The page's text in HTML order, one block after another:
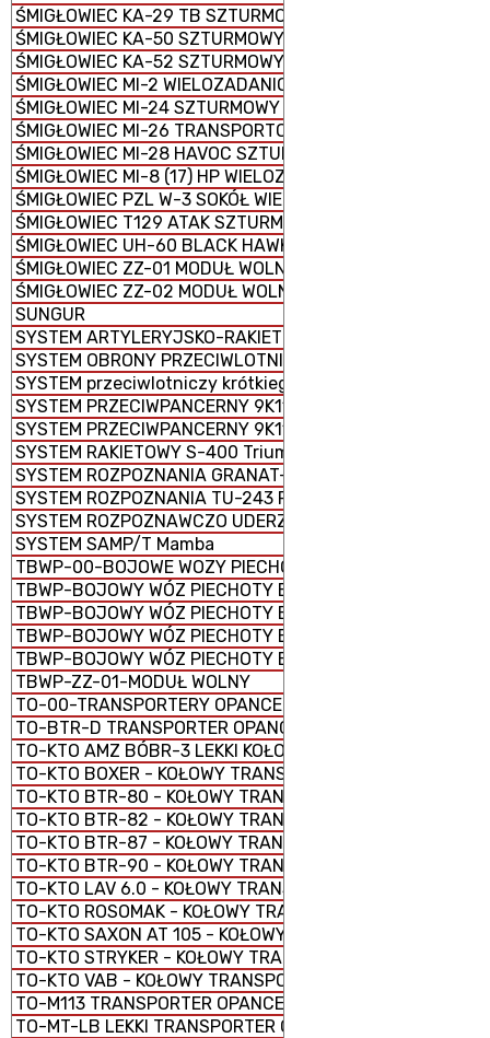
ŚMIGŁOWIEC KA-29 TB SZTURMOWY
ŚMIGŁOWIEC KA-50 SZTURMOWY
ŚMIGŁOWIEC KA-52 SZTURMOWY
ŚMIGŁOWIEC MI-2 WIELOZADANIOWY
ŚMIGŁOWIEC MI-24 SZTURMOWY
ŚMIGŁOWIEC MI-26 TRANSPORTOWY CIĘŻKI
ŚMIGŁOWIEC MI-28 HAVOC SZTURMOWY
ŚMIGŁOWIEC MI-8 (17) HP WIELOZADANIOWY
ŚMIGŁOWIEC PZL W-3 SOKÓŁ WIELOZADANIOWY
ŚMIGŁOWIEC T129 ATAK SZTURMOWO-ROZPOZNAWCZY
ŚMIGŁOWIEC UH-60 BLACK HAWK WIELOZADANIOWY
ŚMIGŁOWIEC ZZ-01 MODUŁ WOLNY
ŚMIGŁOWIEC ZZ-02 MODUŁ WOLNY
SUNGUR
SYSTEM ARTYLERYJSKO-RAKIETOWY 2K22 Tunguska
SYSTEM OBRONY PRZECIWLOTNICZEJ M1097 AVENGER
SYSTEM przeciwlotniczy krótkiego zasięgu Crotale NG
SYSTEM PRZECIWPANCERNY 9K115-2 METYS-M
SYSTEM PRZECIWPANCERNY 9K119 REFLEKS
SYSTEM RAKIETOWY S-400 Triumf
SYSTEM ROZPOZNANIA GRANAT-1
SYSTEM ROZPOZNANIA TU-243 REJS-D
SYSTEM ROZPOZNAWCZO UDERZENIOWY ORION
SYSTEM SAMP/T Mamba
TBWP-00-BOJOWE WOZY PIECHOTY
TBWP-BOJOWY WÓZ PIECHOTY BORSUK
TBWP-BOJOWY WÓZ PIECHOTY BWP-1 (BMP-1)
TBWP-BOJOWY WÓZ PIECHOTY BWP-2 (BMP-2)
TBWP-BOJOWY WÓZ PIECHOTY BWP-3 (BMP-3)
TBWP-ZZ-01-MODUŁ WOLNY
TO-00-TRANSPORTERY OPANCERZONE
TO-BTR-D TRANSPORTER OPANCERZONY GĄSIENICOWY
TO-KTO AMZ BÓBR-3 LEKKI KOŁOWY TRANSPORTER
TO-KTO BOXER - KOŁOWY TRANSPORTER OPANCERZONY
TO-KTO BTR-80 - KOŁOWY TRANSPORTER OPANCERZONY
TO-KTO BTR-82 - KOŁOWY TRANSPORTER OPANCERZONY
TO-KTO BTR-87 - KOŁOWY TRANSPORTER OPANCERZONY
TO-KTO BTR-90 - KOŁOWY TRANSPORTER OPANCERZONY
TO-KTO LAV 6.0 - KOŁOWY TRANSPORTER OPANCERZONY
TO-KTO ROSOMAK - KOŁOWY TRANSPORTER
TO-KTO SAXON AT 105 - KOŁOWY TRANSPORTER
TO-KTO STRYKER - KOŁOWY TRANSPORTER
TO-KTO VAB - KOŁOWY TRANSPORTER OPANCERZONY
TO-M113 TRANSPORTER OPANCERZONY GĄSIENICOWY
TO-MT-LB LEKKI TRANSPORTER OPANCERZONY